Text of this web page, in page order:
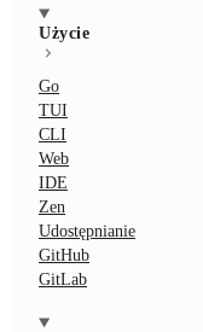
Użycie
Go
TUI
CLI
Web
IDE
Zen
Udostępnianie
GitHub
GitLab